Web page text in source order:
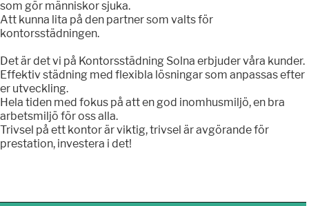
som gör människor sjuka.
Att kunna lita på den partner som valts för
kontorsstädningen.
Det är det vi på Kontorsstädning Solna erbjuder våra kunder.
Effektiv städning med flexibla lösningar som anpassas efter
er utveckling.
Hela tiden med fokus på att en god inomhusmiljö, en bra
arbetsmiljö för oss alla.
Trivsel på ett kontor är viktig, trivsel är avgörande för
prestation, investera i det!